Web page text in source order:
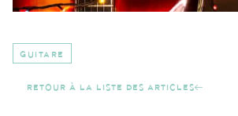
GUITARE
RETOUR À LA LISTE DES ARTICLES